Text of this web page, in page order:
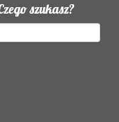
szukasz?